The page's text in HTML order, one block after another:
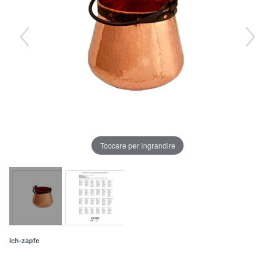
Toccare per ingrandire
Ich-zapfe